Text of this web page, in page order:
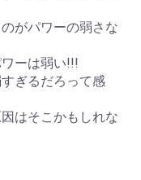
がパワーの弱さな
ーは弱い!!!
ぎるだろって感
はそこかもしれな